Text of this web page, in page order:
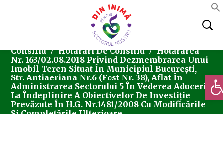
Consiliul Local Sector 5
Consiliu
Hotarari De Consiliu
Hotărârea
Nr. 163/02.08.2018 Privind Dezmembrarea Unui
Imobil Teren Situat În Municipiul București,
Str. Antiaeriana Nr.6 (fost Nr. 38), Aflat În
Administrarea Sectorului 5 În Vederea Aducerii
La Îndeplinire A Obiectivelor De Investiție
Prevăzute În H.G. Nr.1481/2008 Cu Modificările
Și Completările Ulterioare.